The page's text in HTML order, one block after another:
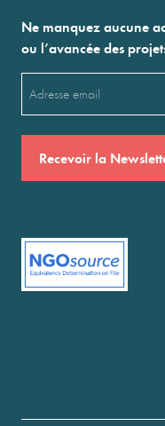
Ne manquez aucune
ou l’avancée des
(Nécessaire)